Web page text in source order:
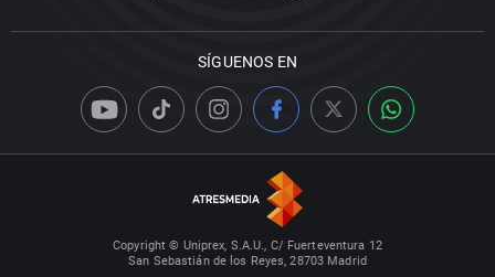
SÍGUENOS EN
Copyright © Uniprex, S.A.U., C/ Fuerteventura 12
San Sebastián de los Reyes, 28703 Madrid